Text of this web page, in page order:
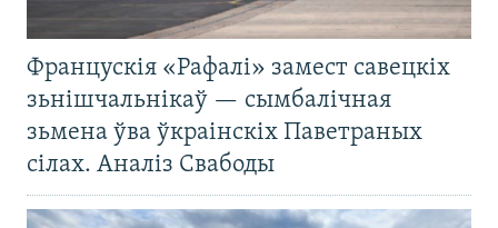
Францускія «Рафалі» замест савецкіх
зьнішчальнікаў — сымбалічная
зьмена ўва ўкраінскіх Паветраных
сілах. Аналіз Свабоды